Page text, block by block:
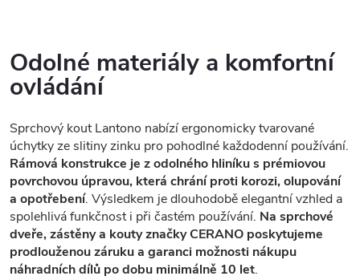
Odolné materiály a komfortní
ovládání
Sprchový kout Lantono nabízí ergonomicky tvarované
úchytky ze slitiny zinku pro pohodlné každodenní používání.
Rámová konstrukce je z odolného hliníku s prémiovou
povrchovou úpravou, která chrání proti korozi, olupování
a opotřebení. Výsledkem je dlouhodobě elegantní vzhled a
spolehlivá funkčnost i při častém používání. Na sprchové
dveře, zástěny a kouty značky CERANO poskytujeme
prodlouženou záruku a garanci možnosti nákupu
náhradních dílů po dobu minimálně 10 let.